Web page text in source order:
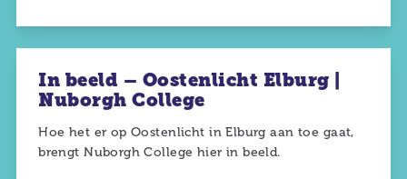
In beeld – Oostenlicht Elburg |
Nuborgh College
Hoe het er op Oostenlicht in Elburg aan toe gaat,
brengt Nuborgh College hier in beeld.